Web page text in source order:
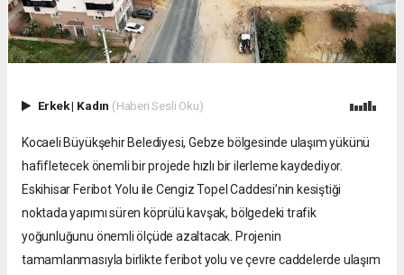
Erkek| Kadın (Haberi Sesli Oku)
Kocaeli Büyükşehir Belediyesi, Gebze bölgesinde ulaşım yükünü
hafifletecek önemli bir projede hızlı bir ilerleme kaydediyor.
Eskihisar Feribot Yolu ile Cengiz Topel Caddesi’nin kesiştiği
noktada yapımı süren köprülü kavşak, bölgedeki trafik
yoğunluğunu önemli ölçüde azaltacak. Projenin
tamamlanmasıyla birlikte feribot yolu ve çevre caddelerde ulaşım